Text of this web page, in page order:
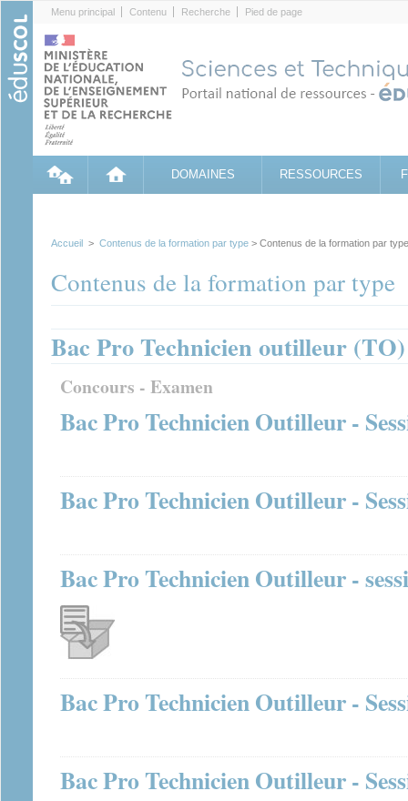
Menu principal Contenu Recherche Pied de page
DOMAINES RESSOURCES
Accueil > Contenus de la formation par type > Contenus de la formation par type
Contenus de la formation par type
Bac Pro Technicien outilleur (TO)
Concours - Examen
Bac Pro Technicien Outilleur -
Bac Pro Technicien Outilleur -
Bac Pro Technicien Outilleur -
Bac Pro Technicien Outilleur -
Bac Pro Technicien Outilleur -